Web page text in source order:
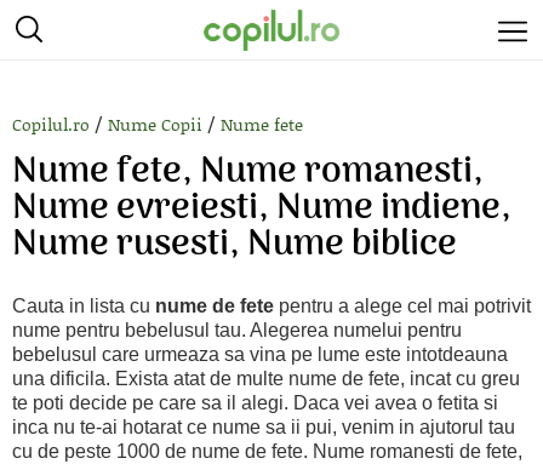
Copilul.ro / Nume Copii / Nume fete
Nume fete, Nume romanesti,
Nume evreiesti, Nume indiene,
Nume rusesti, Nume biblice
Cauta in lista cu nume de fete pentru a alege cel mai potrivit
nume pentru bebelusul tau. Alegerea numelui pentru
bebelusul care urmeaza sa vina pe lume este intotdeauna
una dificila. Exista atat de multe nume de fete, incat cu greu
te poti decide pe care sa il alegi. Daca vei avea o fetita si
inca nu te-ai hotarat ce nume sa ii pui, venim in ajutorul tau
cu de peste 1000 de nume de fete. Nume romanesti de fete,